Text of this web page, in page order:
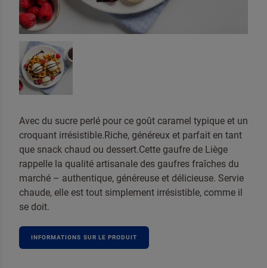
Avec du sucre perlé pour ce goût caramel typique et un
croquant irrésistible.Riche, généreux et parfait en tant
que snack chaud ou dessert.Cette gaufre de Liège
rappelle la qualité artisanale des gaufres fraîches du
marché – authentique, généreuse et délicieuse. Servie
chaude, elle est tout simplement irrésistible, comme il
se doit.
INFORMATIONS SUR LE PRODUIT
Contacter